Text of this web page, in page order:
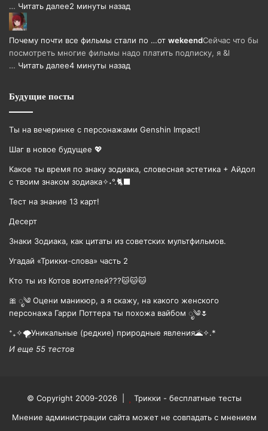
… Читать далее2 минуты назад
Почему почти все фильмы стали по …от wekeendСейчас что бы
посмотреть многие фильмы надо платить подписку, я &l
… Читать далее4 минуты назад
Будущие посты
Ты на вечеринке с персонажами Genshin Impact!
Шаг в новое будущее 💖
Какое ты время по знаку зодиака, словесная эстетика + Айдол
с твоим знаком зодиака✧˖°.🐈‍⬛
Тест на знание 13 карт!
Десерт
Знаки Зодиака, как цитаты из советских мультфильмов.
Угадай «Трикки-слова» часть 2
Кто ты из Котов воителей???🐱🐱🐱
🎀 ೃ༄ Оцени маникюр, а я скажу, на какого женского
персонажа Гарри Поттера ты похожа вайбом ೃ༄🌷
⁺₊✧🌪️Уникальные (редкие) природные явления🌋✧.*
И еще 55 тестов
© Copyright 2009-2026 |
Трикки - бесплатные тесты
Мнение администрации сайта может не совпадать с мнением